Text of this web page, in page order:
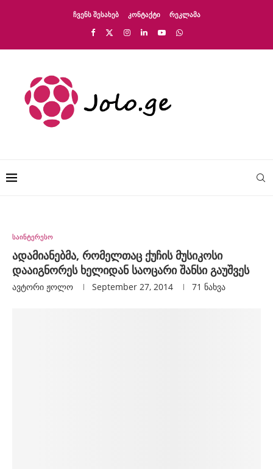
ᲩᲕᲔᲜᲡ ᲨᲔᲡᲐᲮᲔᲑ ᲙᲝᲜᲢᲐᲥᲢᲘ ᲠᲔᲙᲚᲐᲛᲐ
საინტერესო
ადამიანებმა, რომელთაც ქუჩის მუსიკოსი
დააიგნორეს ხელიდან საოცარი შანსი გაუშვეს
ავტორი Ჟოლო September 27, 2014 71 ნახვა